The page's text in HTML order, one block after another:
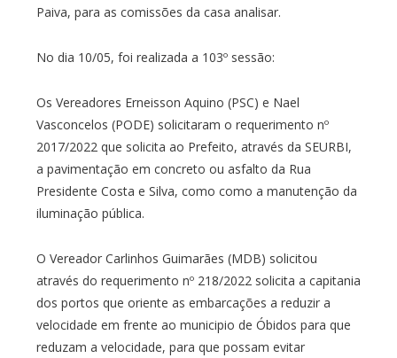
Paiva, para as comissões da casa analisar.
No dia 10/05, foi realizada a 103º sessão:
Os Vereadores Erneisson Aquino (PSC) e Nael
Vasconcelos (PODE) solicitaram o requerimento nº
2017/2022 que solicita ao Prefeito, através da SEURBI,
a pavimentação em concreto ou asfalto da Rua
Presidente Costa e Silva, como como a manutenção da
iluminação pública.
O Vereador Carlinhos Guimarães (MDB) solicitou
através do requerimento nº 218/2022 solicita a capitania
dos portos que oriente as embarcações a reduzir a
velocidade em frente ao municipio de Óbidos para que
reduzam a velocidade, para que possam evitar